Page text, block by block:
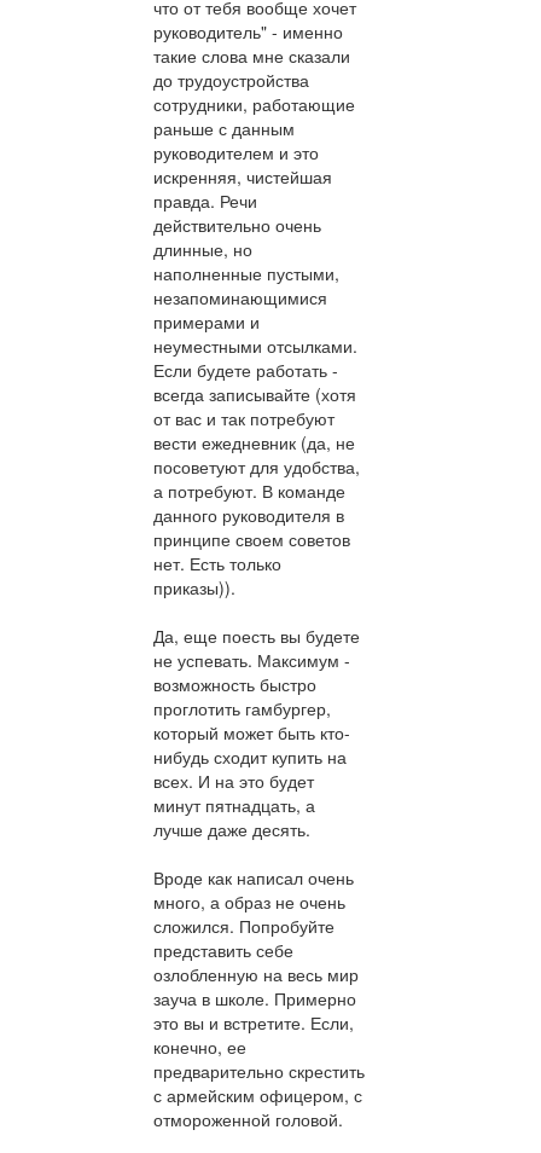
что от тебя вообще хочет
руководитель" - именно
такие слова мне сказали
до трудоустройства
сотрудники, работающие
раньше с данным
руководителем и это
искренняя, чистейшая
правда. Речи
действительно очень
длинные, но
наполненные пустыми,
незапоминающимися
примерами и
неуместными отсылками.
Если будете работать -
всегда записывайте (хотя
от вас и так потребуют
вести ежедневник (да, не
посоветуют для удобства,
а потребуют. В команде
данного руководителя в
принципе своем советов
нет. Есть только
приказы)).
Да, еще поесть вы будете
не успевать. Максимум -
возможность быстро
проглотить гамбургер,
который может быть кто-
нибудь сходит купить на
всех. И на это будет
минут пятнадцать, а
лучше даже десять.
Вроде как написал очень
много, а образ не очень
сложился. Попробуйте
представить себе
озлобленную на весь мир
зауча в школе. Примерно
это вы и встретите. Если,
конечно, ее
предварительно скрестить
с армейским офицером, с
отмороженной головой.